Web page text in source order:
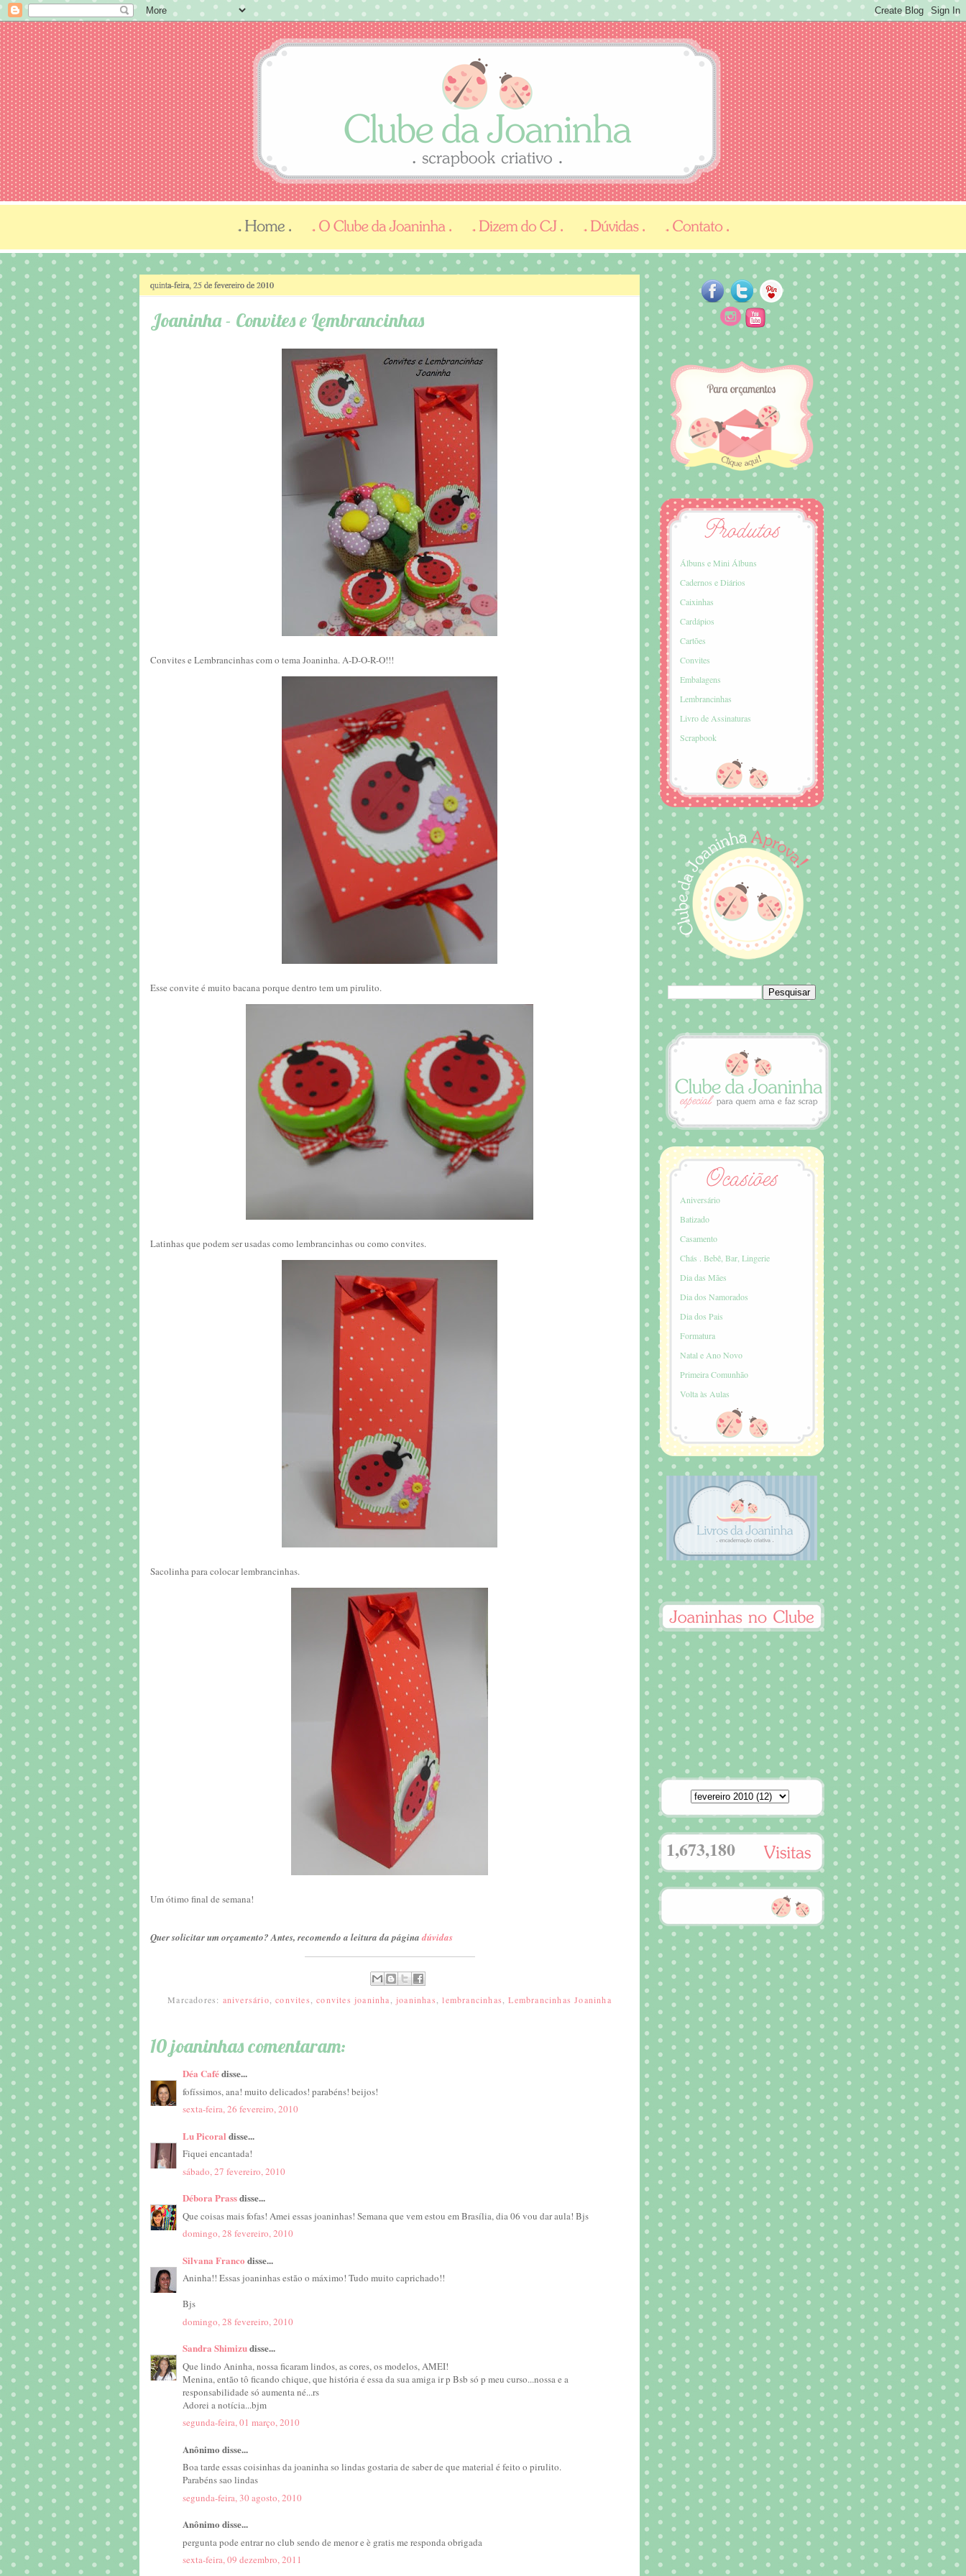
quinta-feira, 25 de fevereiro de 2010
Joaninha - Convites e Lembrancinhas
Convites e Lembrancinhas com o tema Joaninha. A-D-O-R-O!!!
Esse convite é muito bacana porque dentro tem um pirulito.
Latinhas que podem ser usadas como lembrancinhas ou como convites.
Sacolinha para colocar lembrancinhas.
Um ótimo final de semana!
Quer solicitar um orçamento? Antes, recomendo a leitura da páginadúvidas
Marcadores: aniversário ,convites ,convites joaninha joaninhas ,lembrancinhas ,Lembrancinhas Joaninha
10 joaninhas comentaram:
Déa Cafédisse...
fofíssimos, ana! muito delicados! parabéns! beijos!
sexta-feira, 26 fevereiro, 2010
Lu Picoral disse...
Fiquei encantada!
sábado, 27 fevereiro, 2010
Débora Prassdisse...
Que coisas mais fofas! Amei essas joaninhas! Semana que vem estou em Brasília, dia 06 vou dar aula! Bjs
domingo, 28 fevereiro, 2010
Silvana Franco disse...
Aninha!! Essas joaninhas estão o máximo! Tudo muito caprichado!!
Bjs
domingo, 28 fevereiro, 2010
Sandra Shimizudisse...
Que lindo Aninha, nossa ficaram lindos, as cores, os modelos, AMEI!
Menina, então tô ficando chique, que história é essa da sua amiga ir p Bsb só p meu curso...nossa e a
responsabilidade só aumenta né...rs
Adorei a notícia...bjm
segunda-feira, 01 março, 2010
Anônimo disse...
Boa tarde essas coisinhas da joaninha so lindas gostaria de saber de que material é feito o pirulito.
Parabéns sao lindas
segunda-feira, 30 agosto, 2010
Anônimo disse...
pergunta pode entrar no club sendo de menor e è gratis me responda obrigada
sexta-feira, 09 dezembro, 2011
Álbuns e Mini Álbuns
Cadernos e Diários
Caixinhas
Cardápios
Cartões
Convites
Embalagens
Lembrancinhas
Livro de Assinaturas
Scrapbook
Aniversário
Batizado
Casamento
Chás . Bebê, Bar, Lingerie
Dia das Mães
Dia dos Namorados
Dia dos Pais
Formatura
Natal e Ano Novo
Primeira Comunhão
Volta às Aulas
1,673,180